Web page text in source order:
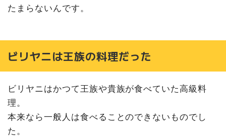
たまらないんです。
ビリヤニは王族の料理だった
ビリヤニはかつて王族や貴族が食べていた高級料
理。
本来なら一般人は食べることのできないものでし
た。